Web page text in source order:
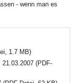
- wenn man es
1.7 MB)
, 21.03.2007 (PDF-